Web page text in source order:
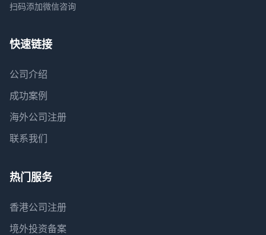
扫码添加微信咨询
快速链接
公司介绍
成功案例
海外公司注册
联系我们
热门服务
香港公司注册
境外投资备案